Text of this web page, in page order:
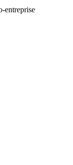
entreprise